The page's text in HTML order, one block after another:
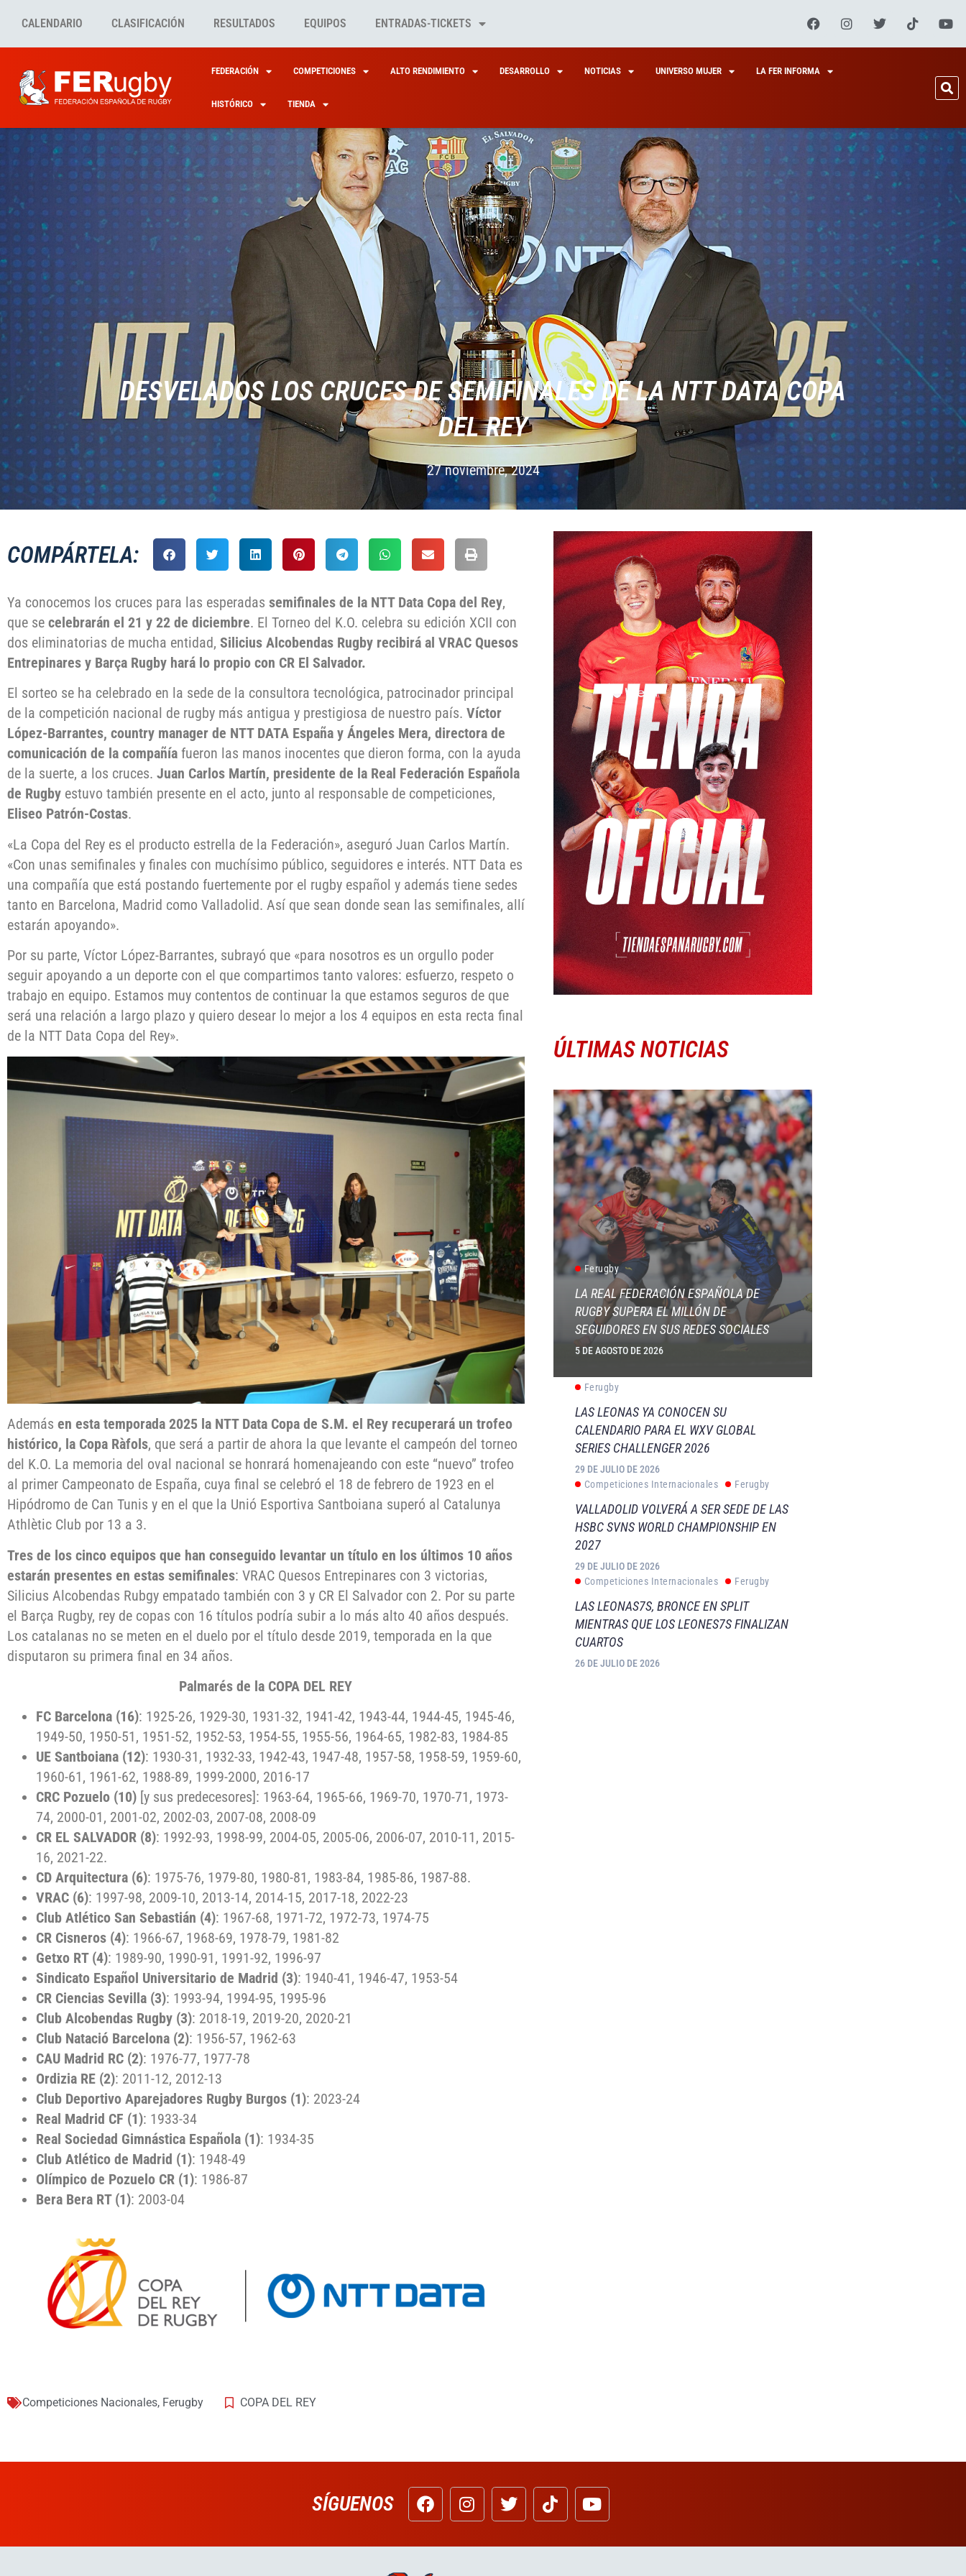
CALENDARIO CLASIFICACIÓN RESULTADOS EQUIPOS ENTRADAS-TICKETS
FEDERACIÓN COMPETICIONES ALTO RENDIMIENTO DESARROLLO NOTICIAS UNIVERSO MUJER LA FER INFORMA
HISTÓRICO TIENDA
DESVELADOS LOS CRUCES DE SEMIFINALES DE LA NTT DATA COPA
DEL REY
27 noviembre, 2024
COMPÁRTELA:
Ya conocemos los cruces para las esperadas semifinales de la NTT Data Copa del Rey,
que se celebrarán el 21 y 22 de diciembre. El Torneo del K.O. celebra su edición XCII con
dos eliminatorias de mucha entidad, Silicius Alcobendas Rugby recibirá al VRAC Quesos
Entrepinares y Barça Rugby hará lo propio con CR El Salvador.
El sorteo se ha celebrado en la sede de la consultora tecnológica, patrocinador principal
de la competición nacional de rugby más antigua y prestigiosa de nuestro país. Víctor
López-Barrantes, country manager de NTT DATA España y Ángeles Mera, directora de
comunicación de la compañía fueron las manos inocentes que dieron forma, con la ayuda
de la suerte, a los cruces. Juan Carlos Martín, presidente de la Real Federación Española
de Rugby estuvo también presente en el acto, junto al responsable de competiciones,
Eliseo Patrón-Costas.
«La Copa del Rey es el producto estrella de la Federación», aseguró Juan Carlos Martín.
«Con unas semifinales y finales con muchísimo público, seguidores e interés. NTT Data es
una compañía que está postando fuertemente por el rugby español y además tiene sedes
tanto en Barcelona, Madrid como Valladolid. Así que sean donde sean las semifinales, allí
estarán apoyando».
Por su parte, Víctor López-Barrantes, subrayó que «para nosotros es un orgullo poder
seguir apoyando a un deporte con el que compartimos tanto valores: esfuerzo, respeto o
trabajo en equipo. Estamos muy contentos de continuar la que estamos seguros de que
será una relación a largo plazo y quiero desear lo mejor a los 4 equipos en esta recta final
de la NTT Data Copa del Rey».
Además en esta temporada 2025 la NTT Data Copa de S.M. el Rey recuperará un trofeo
histórico, la Copa Ràfols, que será a partir de ahora la que levante el campeón del torneo
del K.O. La memoria del oval nacional se honrará homenajeando con este “nuevo” trofeo
al primer Campeonato de España, cuya final se celebró el 18 de febrero de 1923 en el
Hipódromo de Can Tunis y en el que la Unió Esportiva Santboiana superó al Catalunya
Athlètic Club por 13 a 3.
Tres de los cinco equipos que han conseguido levantar un título en los últimos 10 años
estarán presentes en estas semifinales: VRAC Quesos Entrepinares con 3 victorias,
Silicius Alcobendas Rubgy empatado también con 3 y CR El Salvador con 2. Por su parte
el Barça Rugby, rey de copas con 16 títulos podría subir a lo más alto 40 años después.
Los catalanas no se meten en el duelo por el título desde 2019, temporada en la que
disputaron su primera final en 34 años.
Palmarés de la COPA DEL REY
FC Barcelona (16): 1925-26, 1929-30, 1931-32, 1941-42, 1943-44, 1944-45, 1945-46,
1949-50, 1950-51, 1951-52, 1952-53, 1954-55, 1955-56, 1964-65, 1982-83, 1984-85
UE Santboiana (12): 1930-31, 1932-33, 1942-43, 1947-48, 1957-58, 1958-59, 1959-60,
1960-61, 1961-62, 1988-89, 1999-2000, 2016-17
CRC Pozuelo (10) [y sus predecesores]: 1963-64, 1965-66, 1969-70, 1970-71, 1973-
74, 2000-01, 2001-02, 2002-03, 2007-08, 2008-09
CR EL SALVADOR (8): 1992-93, 1998-99, 2004-05, 2005-06, 2006-07, 2010-11, 2015-
16, 2021-22.
CD Arquitectura (6): 1975-76, 1979-80, 1980-81, 1983-84, 1985-86, 1987-88.
VRAC (6): 1997-98, 2009-10, 2013-14, 2014-15, 2017-18, 2022-23
Club Atlético San Sebastián (4): 1967-68, 1971-72, 1972-73, 1974-75
CR Cisneros (4): 1966-67, 1968-69, 1978-79, 1981-82
Getxo RT (4): 1989-90, 1990-91, 1991-92, 1996-97
Sindicato Español Universitario de Madrid (3): 1940-41, 1946-47, 1953-54
CR Ciencias Sevilla (3): 1993-94, 1994-95, 1995-96
Club Alcobendas Rugby (3): 2018-19, 2019-20, 2020-21
Club Natació Barcelona (2): 1956-57, 1962-63
CAU Madrid RC (2): 1976-77, 1977-78
Ordizia RE (2): 2011-12, 2012-13
Club Deportivo Aparejadores Rugby Burgos (1): 2023-24
Real Madrid CF (1): 1933-34
Real Sociedad Gimnástica Española (1): 1934-35
Club Atlético de Madrid (1): 1948-49
Olímpico de Pozuelo CR (1): 1986-87
Bera Bera RT (1): 2003-04
Competiciones Nacionales, Ferugby COPA DEL REY
ÚLTIMAS NOTICIAS
Ferugby
LA REAL FEDERACIÓN ESPAÑOLA DE
RUGBY SUPERA EL MILLÓN DE
SEGUIDORES EN SUS REDES SOCIALES
5 DE AGOSTO DE 2026
Ferugby
LAS LEONAS YA CONOCEN SU
CALENDARIO PARA EL WXV GLOBAL
SERIES CHALLENGER 2026
29 DE JULIO DE 2026
Competiciones Internacionales
Ferugby
VALLADOLID VOLVERÁ A SER SEDE DE LAS
HSBC SVNS WORLD CHAMPIONSHIP EN
2027
29 DE JULIO DE 2026
Competiciones Internacionales
Ferugby
LAS LEONAS7S, BRONCE EN SPLIT
MIENTRAS QUE LOS LEONES7S FINALIZAN
CUARTOS
26 DE JULIO DE 2026
SÍGUENOS